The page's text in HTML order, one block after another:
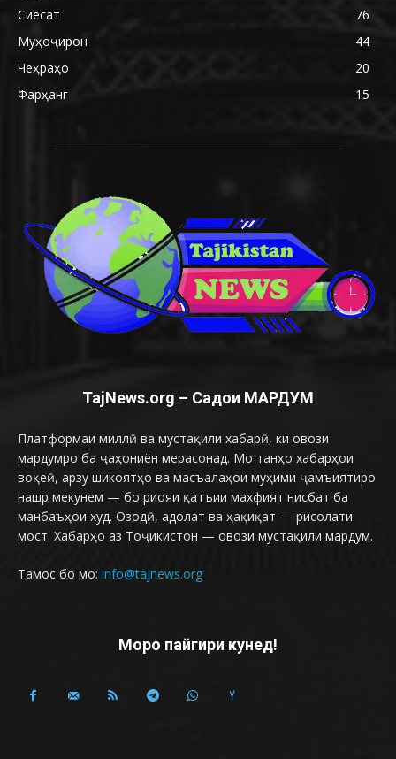
Сиёсат
76
Муҳоҷирон
44
Чеҳраҳо
20
Фарҳанг
15
TajNews.org – Садои МАРДУМ
Платформаи миллӣ ва мустақили хабарӣ, ки овози
мардумро ба ҷаҳониён мерасонад. Мо танҳо хабарҳои
воқеӣ, арзу шикоятҳо ва масъалаҳои муҳими ҷамъиятиро
нашр мекунем — бо риояи қатъии махфият нисбат ба
манбаъҳои худ. Озодӣ, адолат ва ҳақиқат — рисолати
мост. Хабарҳо аз Тоҷикистон — овози мустақили мардум.
Тамос бо мо: info@tajnews.org
Моро пайгири кунед!